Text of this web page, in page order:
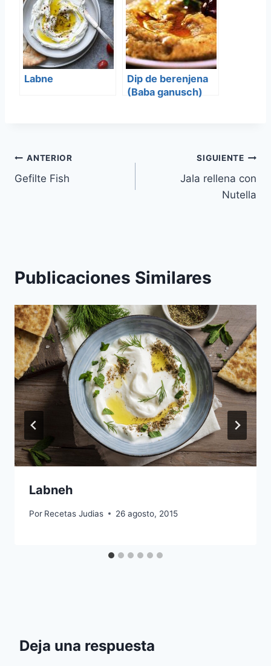
Labne
Dip de berenjena
(Baba ganusch)
Navegación
de
ANTERIOR
Gefilte Fish
SIGUIENTE
Jala rellena con
Nutella
Publicaciones Similares
Labneh
Por Recetas Judias 26 agosto, 2015
Deja una respuesta